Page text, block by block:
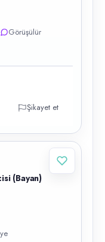
Görüşülür
Şikayet et
(Bayan)